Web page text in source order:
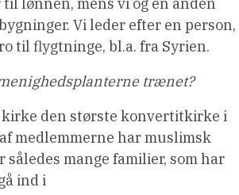
Vi leder efter en person,
til flygtninge, bl.a. fra Syrien.
trænet?
den største konvertitkirke i
medlemmerne har muslimsk
således mange familier, som har
ind i